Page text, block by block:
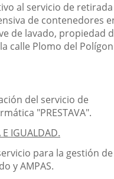
al servicio de
de contenedores
de lavado, propiedad
calle Plomo del
del servicio de
"PRESTAVA".
IGUALDAD.
para la gestión de
y AMPAS.